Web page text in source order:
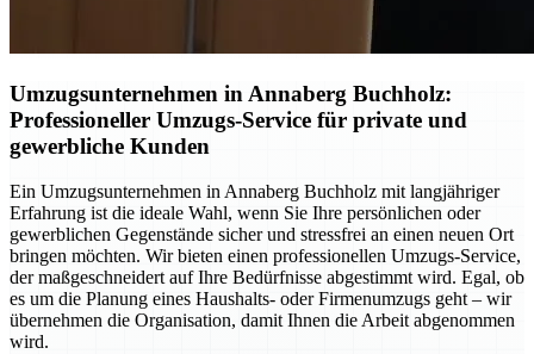
Umzugsunternehmen in Annaberg Buchholz:
Professioneller Umzugs-Service für private und
gewerbliche Kunden
Ein Umzugsunternehmen in Annaberg Buchholz mit langjähriger
Erfahrung ist die ideale Wahl, wenn Sie Ihre persönlichen oder
gewerblichen Gegenstände sicher und stressfrei an einen neuen Ort
bringen möchten. Wir bieten einen professionellen Umzugs-Service,
der maßgeschneidert auf Ihre Bedürfnisse abgestimmt wird. Egal, ob
es um die Planung eines Haushalts- oder Firmenumzugs geht – wir
übernehmen die Organisation, damit Ihnen die Arbeit abgenommen
wird.